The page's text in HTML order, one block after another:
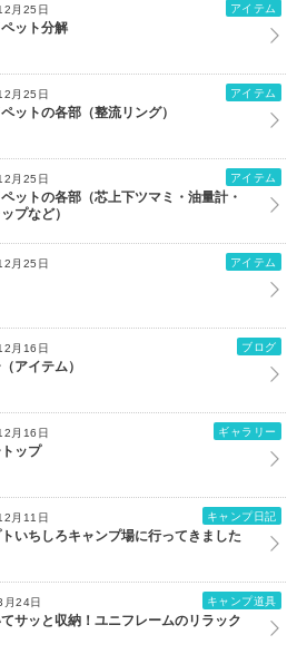
月25日 アイテム
ット分解
月25日 アイテム
ットの各部（整流リング）
月25日 アイテム
ットの各部（芯上下ツマミ・油量計・
プなど）
月25日 アイテム
月16日 ブログ
アイテム）
月16日 ギャラリー
ップ
月11日 キャンプ日記
いちしろキャンプ場に行ってきました
24日 キャンプ道具
サッと収納！ユニフレームのリラック